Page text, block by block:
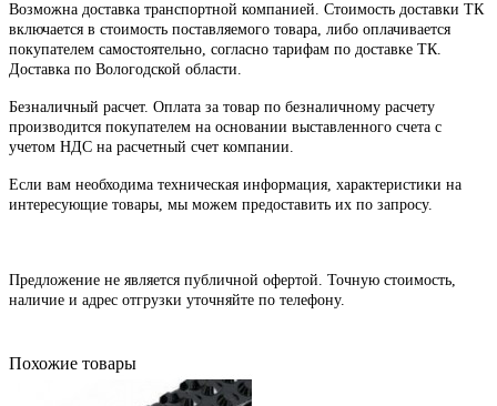
Возможна доставка транспортной компанией. Стоимость доставки ТК
включается в стоимость поставляемого товара, либо оплачивается
покупателем самостоятельно, согласно тарифам по доставке ТК.
Доставка по Вологодской области.
Безналичный расчет. Оплата за товар по безналичному расчету
производится покупателем на основании выставленного счета с
учетом НДС на расчетный счет компании.
Если вам необходима техническая информация, характеристики на
интересующие товары, мы можем предоставить их по запросу.
Предложение не является публичной офертой. Точную стоимость,
наличие и адрес отгрузки уточняйте по телефону.
Похожие товары